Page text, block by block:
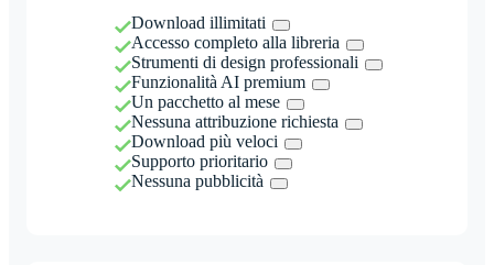
Download illimitati
Accesso completo alla libreria
Strumenti di design professionali
Funzionalità AI premium
Un pacchetto al mese
Nessuna attribuzione richiesta
Download più veloci
Supporto prioritario
Nessuna pubblicità